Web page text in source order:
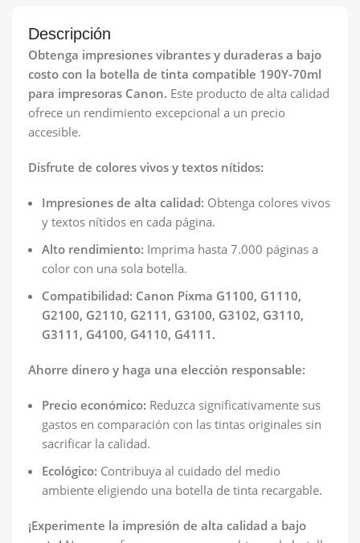
Descripción
Obtenga impresiones vibrantes y duraderas a bajo
costo con la botella de tinta compatible 190Y-70ml
para impresoras Canon. Este producto de alta calidad
ofrece un rendimiento excepcional a un precio
accesible.
Disfrute de colores vivos y textos nítidos:
Impresiones de alta calidad: Obtenga colores vivos
y textos nítidos en cada página.
Alto rendimiento: Imprima hasta 7.000 páginas a
color con una sola botella.
Compatibilidad: Canon Pixma G1100, G1110,
G2100, G2110, G2111, G3100, G3102, G3110,
G3111, G4100, G4110, G4111.
Ahorre dinero y haga una elección responsable:
Precio económico: Reduzca significativamente sus
gastos en comparación con las tintas originales sin
sacrificar la calidad.
Ecológico: Contribuya al cuidado del medio
ambiente eligiendo una botella de tinta recargable.
¡Experimente la impresión de alta calidad a bajo